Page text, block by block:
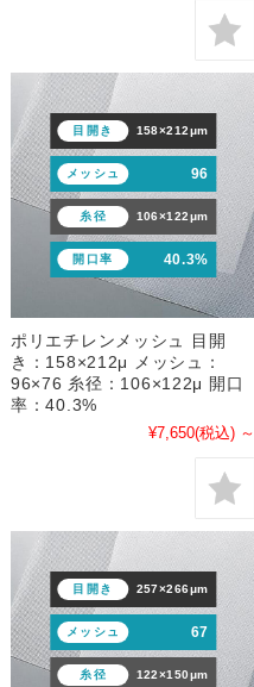
目開き 158×212μm
メッシュ 96
糸径 106×122μm
開口率 40.3%
ポリエチレンメッシュ 目開
き：158×212μ メッシュ：
96×76 糸径：106×122μ 開口
率：40.3%
¥7,650(税込) ～
目開き 257×266μm
メッシュ 67
糸径 122×150μm